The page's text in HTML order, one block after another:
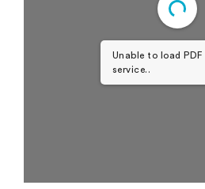
Unable to load PDF
service..